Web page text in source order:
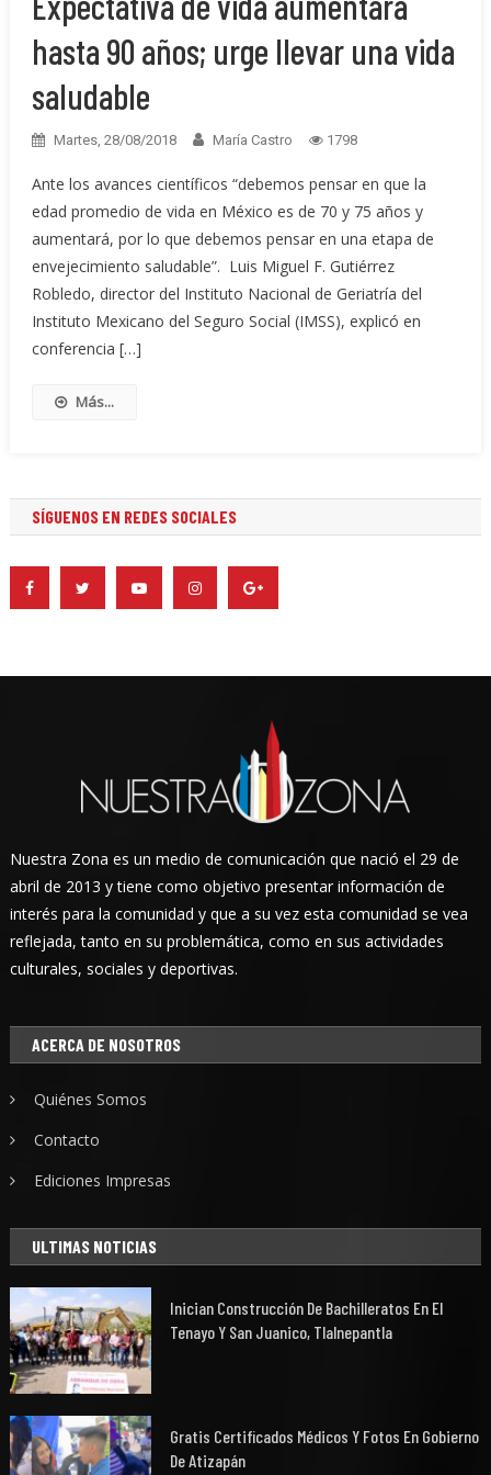
hasta 90 años; urge llevar una vida
saludable
Martes, 28/08/2018 María Castro 1798
Ante los avances científicos “debemos pensar en que la
edad promedio de vida en México es de 70 y 75 años y
aumentará, por lo que debemos pensar en una etapa de
envejecimiento saludable”. Luis Miguel F. Gutiérrez
Robledo, director del Instituto Nacional de Geriatría del
Instituto Mexicano del Seguro Social (IMSS), explicó en
conferencia […]
Más...
SÍGUENOS EN REDES SOCIALES
Nuestra Zona es un medio de comunicación que nació el 29 de
abril de 2013 y tiene como objetivo presentar información de
interés para la comunidad y que a su vez esta comunidad se vea
reflejada, tanto en su problemática, como en sus actividades
culturales, sociales y deportivas.
ACERCA DE NOSOTROS
Quiénes Somos
Contacto
Ediciones Impresas
ULTIMAS NOTICIAS
Inician Construcción De Bachilleratos En El
Tenayo Y San Juanico, Tlalnepantla
Gratis Certificados Médicos Y Fotos En Gobierno
De Atizapán